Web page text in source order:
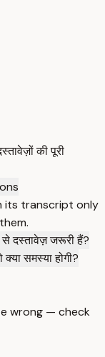
की पूरी
its transcript only
दस्तावेज़ जरूरी हैं?
समस्या होगी?
wrong — check